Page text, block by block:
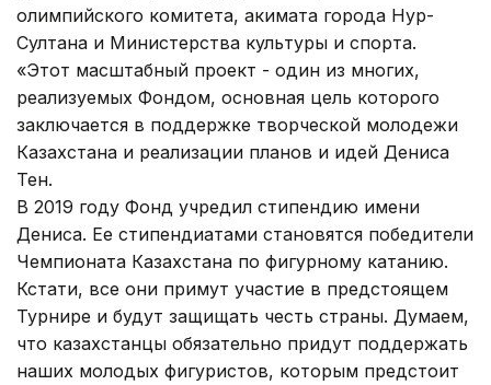
олимпийского комитета, акимата города Нур-
Султана и Министерства культуры и спорта.
«Этот масштабный проект - один из многих,
реализуемых Фондом, основная цель которого
заключается в поддержке творческой молодежи
Казахстана и реализации планов и идей Дениса
Тен.
В 2019 году Фонд учредил стипендию имени
Дениса. Ее стипендиатами становятся победители
Чемпионата Казахстана по фигурному катанию.
Кстати, все они примут участие в предстоящем
Турнире и будут защищать честь страны. Думаем,
что казахстанцы обязательно придут поддержать
наших молодых фигуристов, которым предстоит